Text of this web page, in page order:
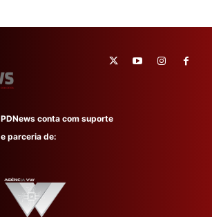
PDNews conta com suporte
e parceria de: